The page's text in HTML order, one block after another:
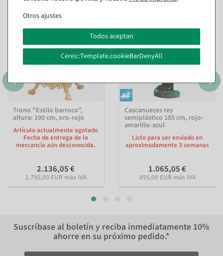
Trono "Estilo barroco",
altura: 190 cm, oro-rojo
Artículo actualmente agotado
Fecha de entrega de la
mercancía aún desconocida.
2.136,05 €
1.795,00 EUR más IVA
Cascanueces rey
semiplástico 185 cm, rojo-
amarillo-azul
Listo para ser enviado en
aproximadamente 3 semanas
1.065,05 €
895,00 EUR más IVA
Suscríbase al boletín y reciba inmediatamente 10%
ahorre en su próximo pedido.*
Otros ajustes
Todos aceptan
Ceres::Template.cookieBarDenyAll